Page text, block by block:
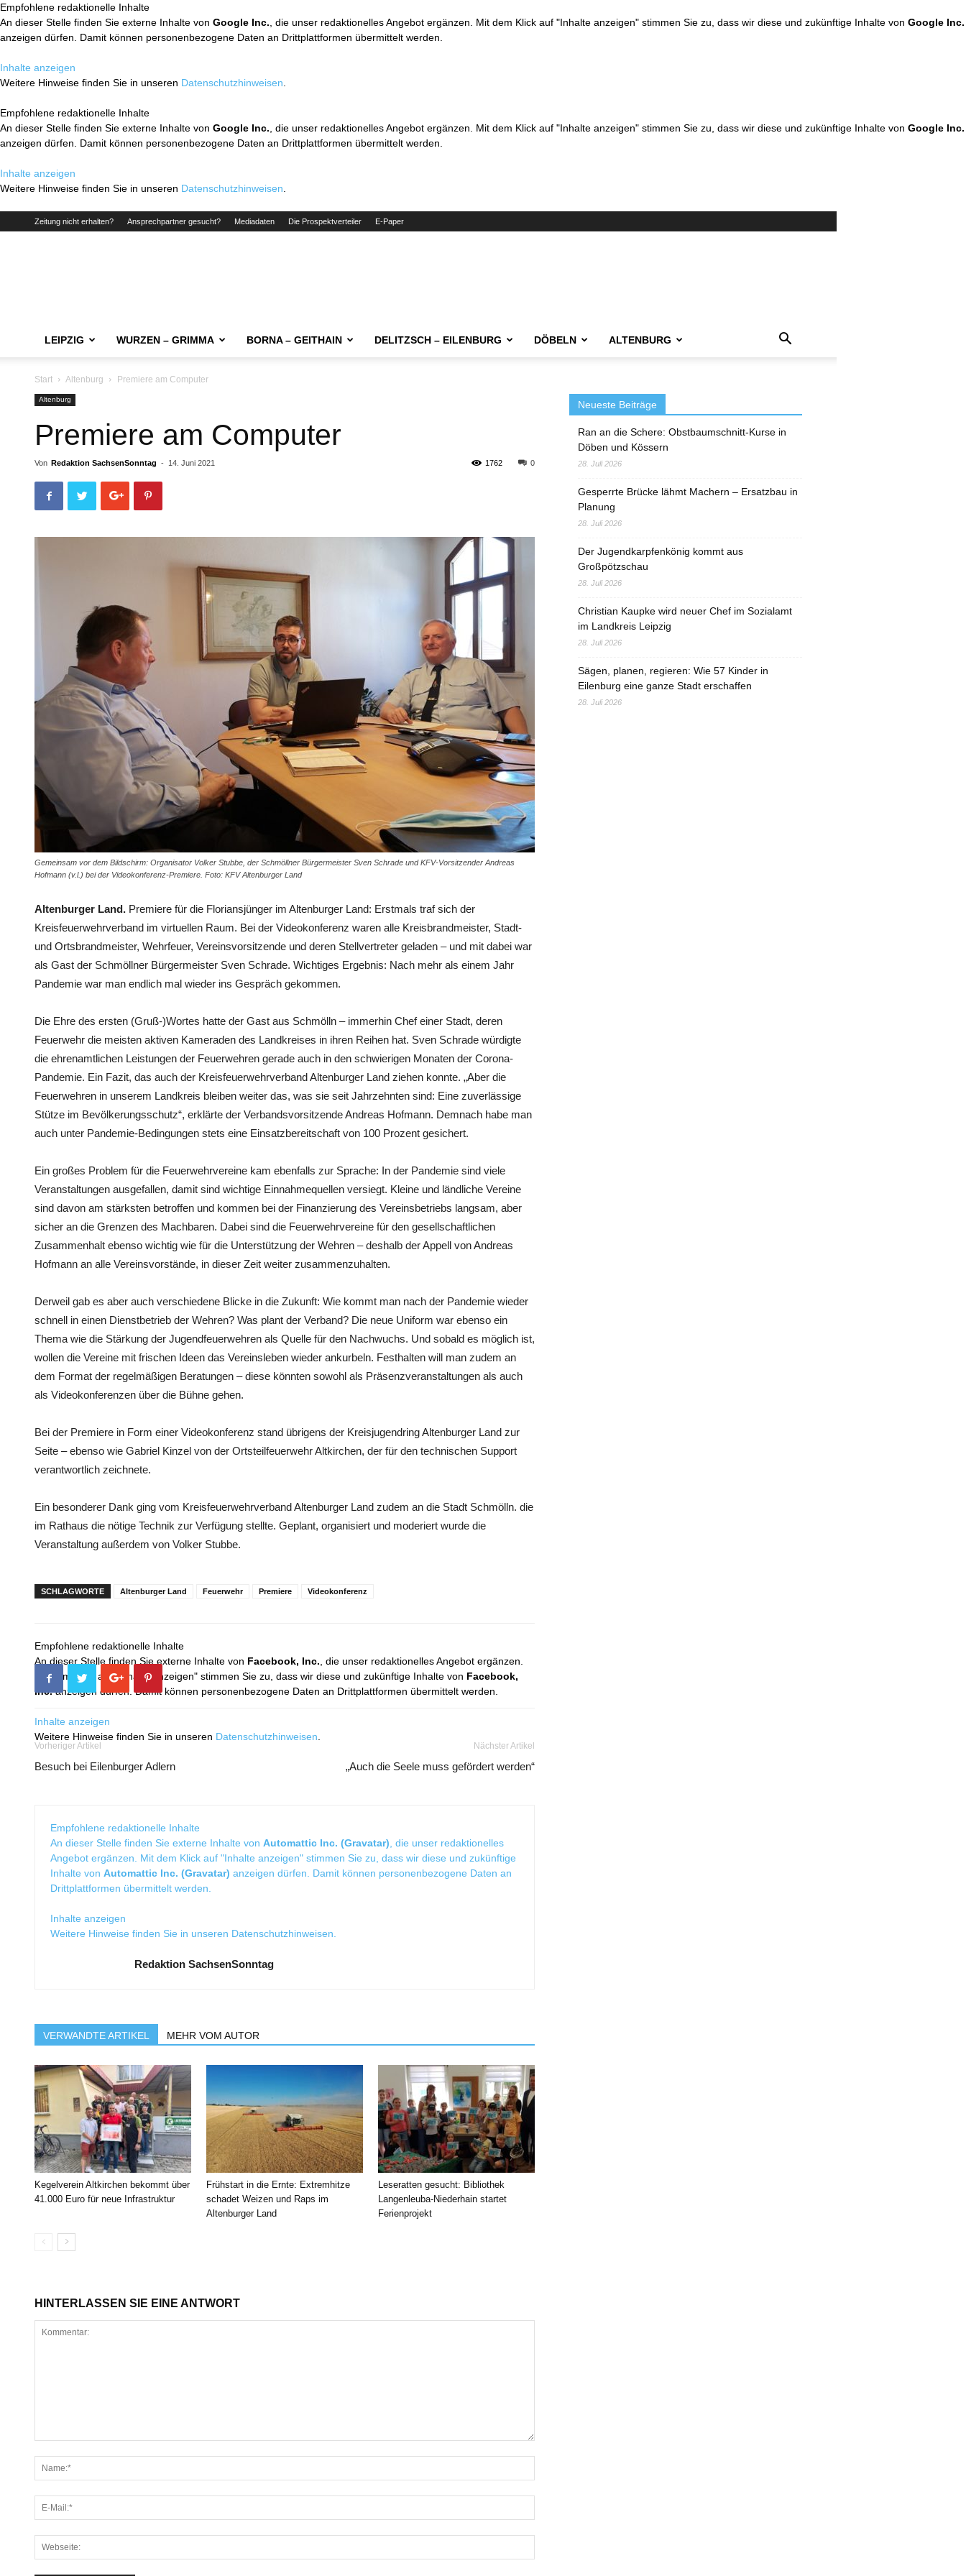
Empfohlene redaktionelle Inhalte
An dieser Stelle finden Sie externe Inhalte von Google Inc. , die unser redaktionelles Angebot ergänzen. Mit dem Klick auf "Inhalte anzeigen" stimmen Sie zu, dass wir diese und zukünftige Inhalte von Google Inc.
anzeigen dürfen. Damit können personenbezogene Daten an Drittplattformen übermittelt werden.
Inhalte anzeigen
Weitere Hinweise finden Sie in unseren Datenschutzhinweisen
Empfohlene redaktionelle Inhalte
An dieser Stelle finden Sie externe Inhalte von Google Inc. , die unser redaktionelles Angebot ergänzen. Mit dem Klick auf "Inhalte anzeigen" stimmen Sie zu, dass wir diese und zukünftige Inhalte von Google Inc.
anzeigen dürfen. Damit können personenbezogene Daten an Drittplattformen übermittelt werden.
Inhalte anzeigen
Weitere Hinweise finden Sie in unseren Datenschutzhinweisen
Zeitung nicht erhalten? Ansprechpartner gesucht? Mediadaten Die Prospektverteiler E-Paper
LEIPZIG WURZEN – GRIMMA BORNA – GEITHAIN DELITZSCH – EILENBURG DÖBELN ALTENBURG
Start Altenburg Premiere am Computer
Altenburg
Premiere am Computer
Von Redaktion SachsenSonntag - 14. Juni 2021 0
1762
Gemeinsam vor dem Bildschirm: Organisator Volker Stubbe, der Schmöllner Bürgermeister Sven Schrade und KFV-Vorsitzender Andreas
Hofmann (v.l.) bei der Videokonferenz-Premiere. Foto: KFV Altenburger Land
Altenburger Land. Premiere für die Floriansjünger im Altenburger Land: Erstmals traf sich der
Kreisfeuerwehrverband im virtuellen Raum. Bei der Videokonferenz waren alle Kreisbrandmeister, Stadt-
und Ortsbrandmeister, Wehrfeuer, Vereinsvorsitzende und deren Stellvertreter geladen – und mit dabei war
als Gast der Schmöllner Bürgermeister Sven Schrade. Wichtiges Ergebnis: Nach mehr als einem Jahr
Pandemie war man endlich mal wieder ins Gespräch gekommen.
Die Ehre des ersten (Gruß-)Wortes hatte der Gast aus Schmölln – immerhin Chef einer Stadt, deren
Feuerwehr die meisten aktiven Kameraden des Landkreises in ihren Reihen hat. Sven Schrade würdigte
die ehrenamtlichen Leistungen der Feuerwehren gerade auch in den schwierigen Monaten der Corona-
Pandemie. Ein Fazit, das auch der Kreisfeuerwehrverband Altenburger Land ziehen konnte. „Aber die
Feuerwehren in unserem Landkreis bleiben weiter das, was sie seit Jahrzehnten sind: Eine zuverlässige
Stütze im Bevölkerungsschutz“, erklärte der Verbandsvorsitzende Andreas Hofmann. Demnach habe man
auch unter Pandemie-Bedingungen stets eine Einsatzbereitschaft von 100 Prozent gesichert.
Ein großes Problem für die Feuerwehrvereine kam ebenfalls zur Sprache: In der Pandemie sind viele
Veranstaltungen ausgefallen, damit sind wichtige Einnahmequellen versiegt. Kleine und ländliche Vereine
sind davon am stärksten betroffen und kommen bei der Finanzierung des Vereinsbetriebs langsam, aber
sicher an die Grenzen des Machbaren. Dabei sind die Feuerwehrvereine für den gesellschaftlichen
Zusammenhalt ebenso wichtig wie für die Unterstützung der Wehren – deshalb der Appell von Andreas
Hofmann an alle Vereinsvorstände, in dieser Zeit weiter zusammenzuhalten.
Derweil gab es aber auch verschiedene Blicke in die Zukunft: Wie kommt man nach der Pandemie wieder
schnell in einen Dienstbetrieb der Wehren? Was plant der Verband? Die neue Uniform war ebenso ein
Thema wie die Stärkung der Jugendfeuerwehren als Quelle für den Nachwuchs. Und sobald es möglich ist,
wollen die Vereine mit frischen Ideen das Vereinsleben wieder ankurbeln. Festhalten will man zudem an
dem Format der regelmäßigen Beratungen – diese könnten sowohl als Präsenzveranstaltungen als auch
als Videokonferenzen über die Bühne gehen.
Bei der Premiere in Form einer Videokonferenz stand übrigens der Kreisjugendring Altenburger Land zur
Seite – ebenso wie Gabriel Kinzel von der Ortsteilfeuerwehr Altkirchen, der für den technischen Support
verantwortlich zeichnete.
Ein besonderer Dank ging vom Kreisfeuerwehrverband Altenburger Land zudem an die Stadt Schmölln. die
im Rathaus die nötige Technik zur Verfügung stellte. Geplant, organisiert und moderiert wurde die
Veranstaltung außerdem von Volker Stubbe.
SCHLAGWORTE Altenburger Land Feuerwehr Premiere Videokonferenz
Empfohlene redaktionelle Inhalte
An dieser Stelle finden Sie externe Inhalte von Facebook, Inc. , die unser redaktionelles Angebot ergänzen.
Mit dem Klick auf "Inhalte anzeigen" stimmen Sie zu, dass wir diese und zukünftige Inhalte von Facebook,
Inc.anzeigen dürfen. Damit können personenbezogene Daten an Drittplattformen übermittelt werden.
Inhalte anzeigen
Weitere Hinweise finden Sie in unseren Datenschutzhinweisen
Vorheriger Artikel
Besuch bei Eilenburger Adlern
Nächster Artikel
„Auch die Seele muss gefördert werden“
Empfohlene redaktionelle Inhalte
An dieser Stelle finden Sie externe Inhalte von Automattic Inc. (Gravatar) , die unser redaktionelles
Angebot ergänzen. Mit dem Klick auf "Inhalte anzeigen" stimmen Sie zu, dass wir diese und zukünftige
Inhalte von Automattic Inc. (Gravatar) anzeigen dürfen. Damit können personenbezogene Daten an
Drittplattformen übermittelt werden.
Inhalte anzeigen
Weitere Hinweise finden Sie in unseren Datenschutzhinweisen
Redaktion SachsenSonntag
VERWANDTE ARTIKEL MEHR VOM AUTOR
Kegelverein Altkirchen bekommt über
41.000 Euro für neue Infrastruktur
Frühstart in die Ernte: Extremhitze
schadet Weizen und Raps im
Altenburger Land
Leseratten gesucht: Bibliothek
Langenleuba-Niederhain startet
Ferienprojekt
HINTERLASSEN SIE EINE ANTWORT
Neueste Beiträge
Ran an die Schere: Obstbaumschnitt-Kurse in
Döben und Kössern
28. Juli 2026
Gesperrte Brücke lähmt Machern – Ersatzbau in
Planung
28. Juli 2026
Der Jugendkarpfenkönig kommt aus
Großpötzschau
28. Juli 2026
Christian Kaupke wird neuer Chef im Sozialamt
im Landkreis Leipzig
28. Juli 2026
Sägen, planen, regieren: Wie 57 Kinder in
Eilenburg eine ganze Stadt erschaffen
28. Juli 2026